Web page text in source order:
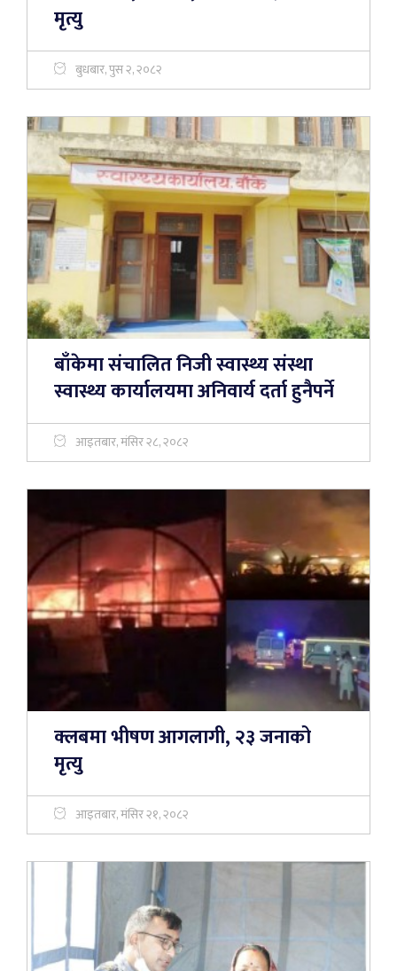
मृत्यु
बुधबार, पुस २, २०८२
बाँकेमा संचालित निजी स्वास्थ्य संस्था
स्वास्थ्य कार्यालयमा अनिवार्य दर्ता हुनैपर्ने
आइतबार, मंसिर २८, २०८२
क्लबमा भीषण आगलागी, २३ जनाको
मृत्यु
आइतबार, मंसिर २१, २०८२